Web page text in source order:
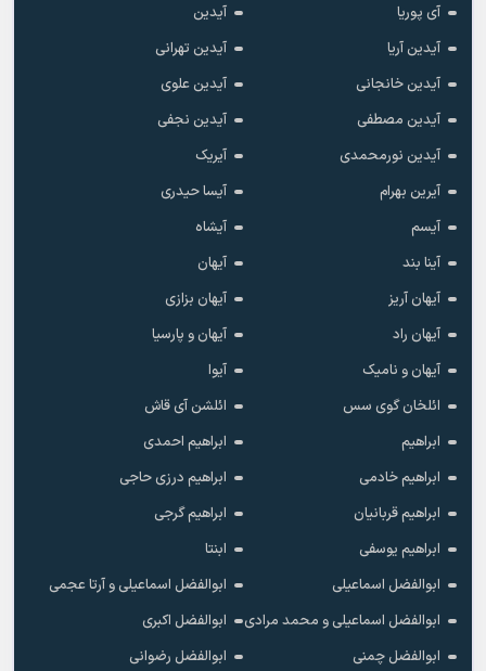
آی پوریا
آیدین
آیدین آریا
آیدین تهرانی
آیدین خانجانی
آیدین علوی
آیدین مصطفی
آیدین نجفی
آیدین نورمحمدی
آیریک
آیرین بهرام
آیسا حیدری
آیسم
آیشاه
آینا بند
آیهان
آیهان آریز
آیهان بزازی
آیهان راد
آیهان و پارسیا
آیهان و نامیک
آیوا
ائلخان گوی سس
ائلشن آی قاش
ابراهیم
ابراهیم احمدی
ابراهیم خادمی
ابراهیم درزی حاجی
ابراهیم قربانیان
ابراهیم گرجی
ابراهیم یوسفی
ابنتا
ابوالفضل اسماعیلی
ابوالفضل اسماعیلی و آرتا عجمی
ابوالفضل اسماعیلی و محمد مرادی
ابوالفضل اکبری
ابوالفضل چمنی
ابوالفضل رضوانی